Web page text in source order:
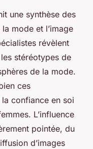
une synthèse des
mode et l’image
révèlent
stéréotypes de
de la mode.
ces
confiance en soi
L’influence
pointée, du
d’images